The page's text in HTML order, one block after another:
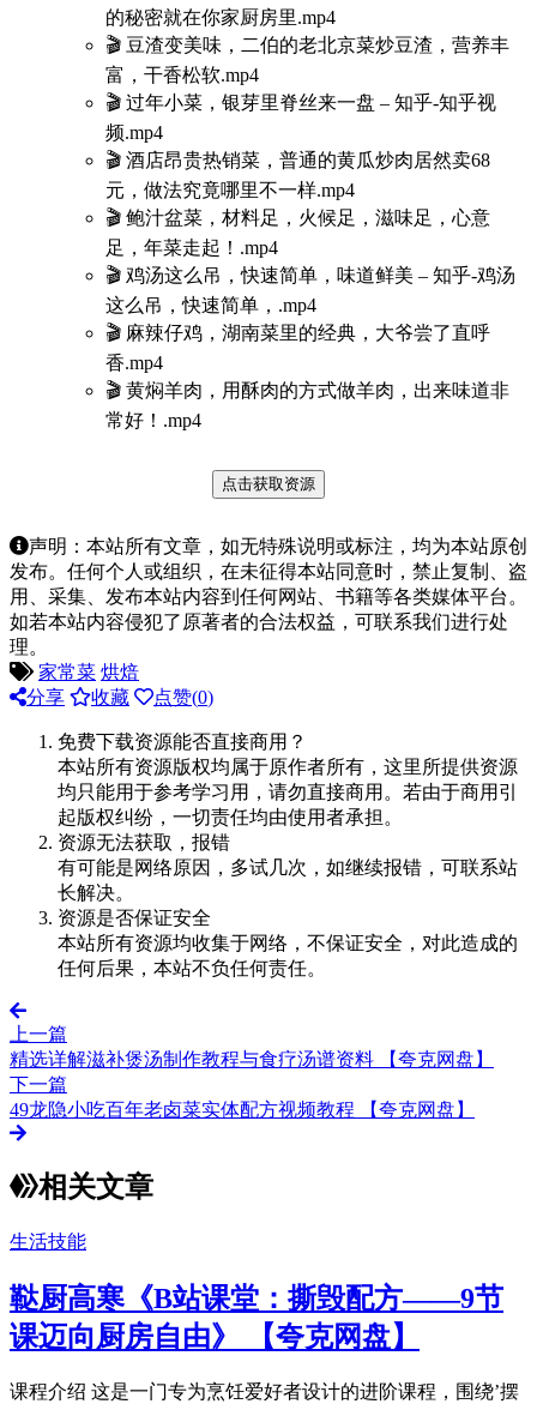
的秘密就在你家厨房里.mp4
🎬 豆渣变美味，二伯的老北京菜炒豆渣，营养丰
富，干香松软.mp4
🎬 过年小菜，银芽里脊丝来一盘 – 知乎-知乎视
频.mp4
🎬 酒店昂贵热销菜，普通的黄瓜炒肉居然卖68
元，做法究竟哪里不一样.mp4
🎬 鲍汁盆菜，材料足，火候足，滋味足，心意
足，年菜走起！.mp4
🎬 鸡汤这么吊，快速简单，味道鲜美 – 知乎-鸡汤
这么吊，快速简单，.mp4
🎬 麻辣仔鸡，湖南菜里的经典，大爷尝了直呼
香.mp4
🎬 黄焖羊肉，用酥肉的方式做羊肉，出来味道非
常好！.mp4
点击获取资源
声明：本站所有文章，如无特殊说明或标注，均为本站原创
发布。任何个人或组织，在未征得本站同意时，禁止复制、盗
用、采集、发布本站内容到任何网站、书籍等各类媒体平台。
如若本站内容侵犯了原著者的合法权益，可联系我们进行处
理。
家常菜 烘焙
分享
收藏 点赞(0)
免费下载资源能否直接商用？
本站所有资源版权均属于原作者所有，这里所提供资源
均只能用于参考学习用，请勿直接商用。若由于商用引
起版权纠纷，一切责任均由使用者承担。
资源无法获取，报错
有可能是网络原因，多试几次，如继续报错，可联系站
长解决。
资源是否保证安全
本站所有资源均收集于网络，不保证安全，对此造成的
任何后果，本站不负任何责任。
上一篇
精选详解滋补煲汤制作教程与食疗汤谱资料 【夸克网盘】
下一篇
49龙隐小吃百年老卤菜实体配方视频教程 【夸克网盘】
相关文章
生活技能
鞑厨高寒《B站课堂：撕毁配方——9节
课迈向厨房自由》 【夸克网盘】
课程介绍 这是一门专为烹饪爱好者设计的进阶课程，围绕’摆